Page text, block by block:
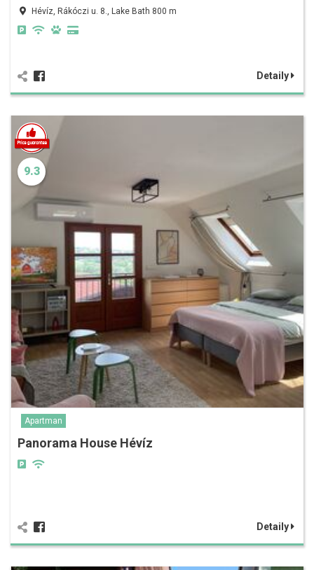
Hévíz, Rákóczi u. 8., Lake Bath 800 m
Detaily
9.3
Apartman
Panorama House Hévíz
Detaily